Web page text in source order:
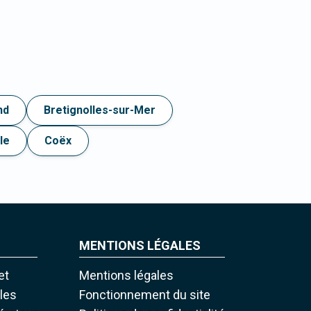
Bretignolles-sur-Mer
Coëx
MENTIONS LÉGALES
Mentions légales
Fonctionnement du site